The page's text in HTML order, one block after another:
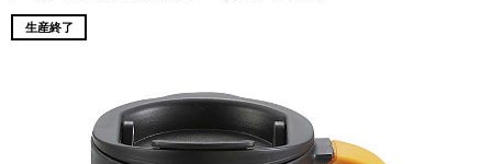
生産終了